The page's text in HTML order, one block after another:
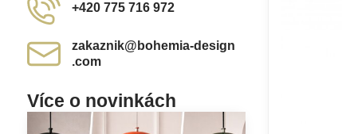
+420 775 716 972
zakaznik​@bohemia-design​
.com
Více o novinkách